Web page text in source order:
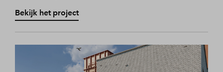
Bekijk het project